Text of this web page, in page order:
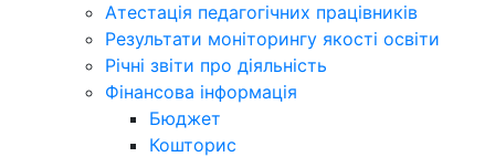
Атестація педагогічних працівників
Результати моніторингу якості освіти
Річні звіти про діяльність
Фінансова інформація
Бюджет
Кошторис